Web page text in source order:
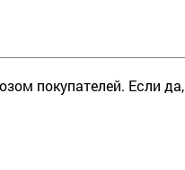
покупателей. Если да,